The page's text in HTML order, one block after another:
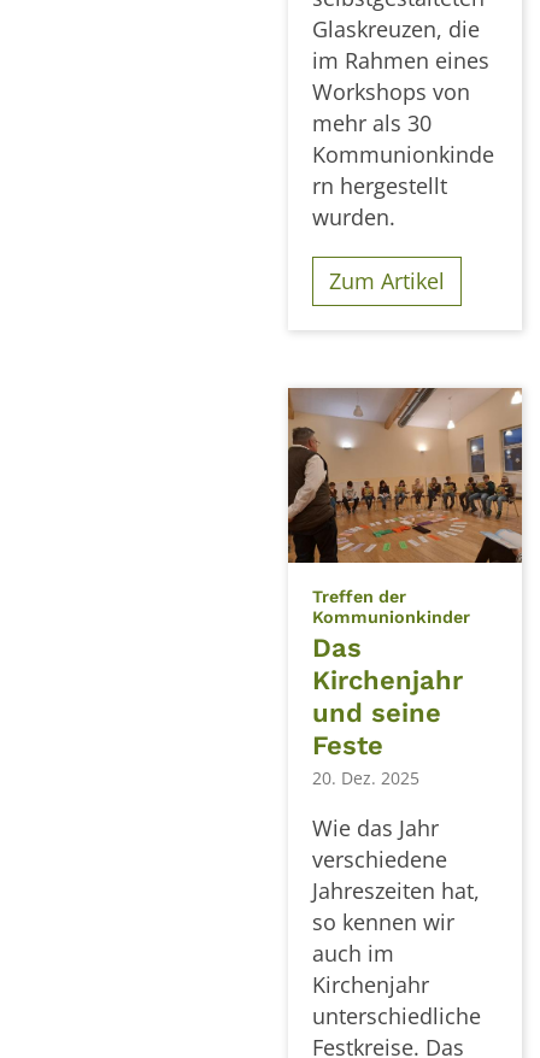
Glaskreuzen, die
im Rahmen eines
Workshops von
mehr als 30
Kommunionkinde
rn hergestellt
wurden.
Zum Artikel
Treffen der
Kommunionkinder:
Das
Kirchenjahr
und seine
Feste
20. Dez. 2025
Wie das Jahr
verschiedene
Jahreszeiten hat,
so kennen wir
auch im
Kirchenjahr
unterschiedliche
Festkreise. Das